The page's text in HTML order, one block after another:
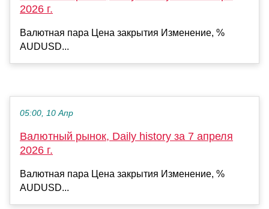
2026 г.
Валютная пара Цена закрытия Изменение, %
AUDUSD...
05:00, 10 Апр
Валютный рынок, Daily history за 7 апреля
2026 г.
Валютная пара Цена закрытия Изменение, %
AUDUSD...